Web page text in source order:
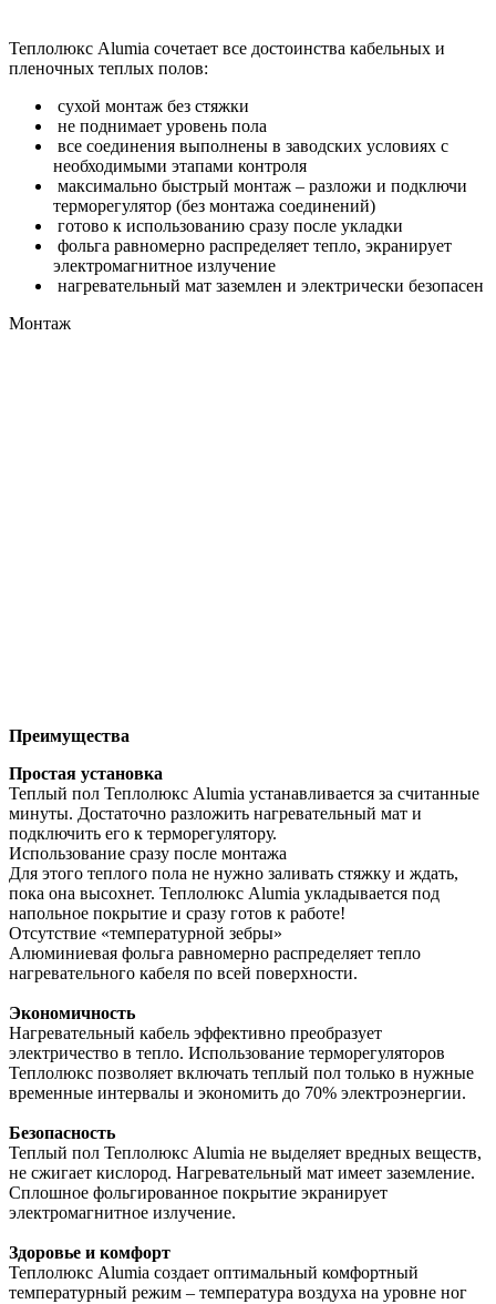
Теплолюкс Alumia сочетает все достоинства кабельных и
пленочных теплых полов:
сухой монтаж без стяжки
не поднимает уровень пола
все соединения выполнены в заводских условиях с
необходимыми этапами контроля
максимально быстрый монтаж – разложи и подключи
терморегулятор (без монтажа соединений)
готово к использованию сразу после укладки
фольга равномерно распределяет тепло, экранирует
электромагнитное излучение
нагревательный мат заземлен и электрически безопасен
Монтаж
Преимущества
Простая установка
Теплый пол Теплолюкс Alumia устанавливается за считанные
минуты. Достаточно разложить нагревательный мат и
подключить его к терморегулятору.
Использование сразу после монтажа
Для этого теплого пола не нужно заливать стяжку и ждать,
пока она высохнет. Теплолюкс Alumia укладывается под
напольное покрытие и сразу готов к работе!
Отсутствие «температурной зебры»
Алюминиевая фольга равномерно распределяет тепло
нагревательного кабеля по всей поверхности.
Экономичность
Нагревательный кабель эффективно преобразует
электричество в тепло. Использование терморегуляторов
Теплолюкс позволяет включать теплый пол только в нужные
временные интервалы и экономить до 70% электроэнергии.
Безопасность
Теплый пол Теплолюкс Alumia не выделяет вредных веществ,
не сжигает кислород. Нагревательный мат имеет заземление.
Сплошное фольгированное покрытие экранирует
электромагнитное излучение.
Здоровье и комфорт
Теплолюкс Alumia создает оптимальный комфортный
температурный режим – температура воздуха на уровне ног